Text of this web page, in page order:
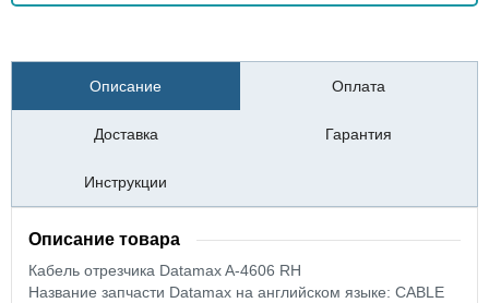
Описание Оплата
Доставка Гарантия
Инструкции
Описание товара
Кабель отрезчика Datamax A-4606 RH
Название запчасти Datamax на английском языке: CABLE